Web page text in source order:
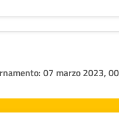
07 marzo 2023,